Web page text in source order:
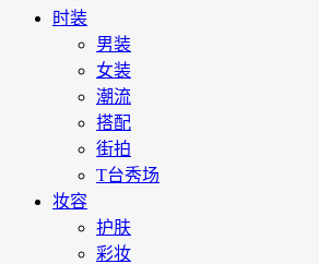
时装
男装
女装
潮流
搭配
街拍
T台秀场
妆容
护肤
彩妆